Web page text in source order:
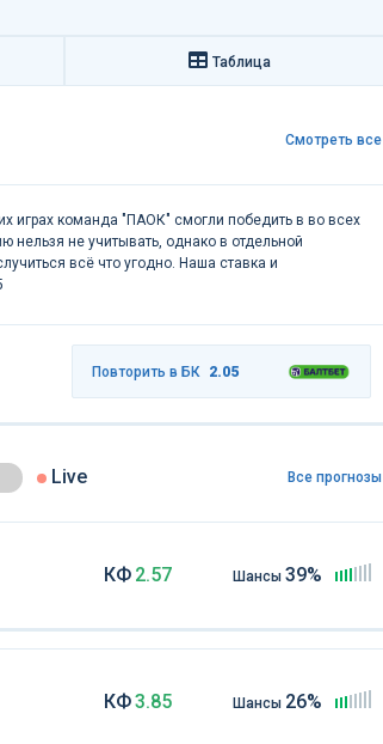
Таблица
Смотреть все
играх команда "ПАОК" смогли победить в во всех
нельзя не учитывать, однако в отдельной
всё что угодно. Наша ставка и
Повторить в БК 2.05
Live Все прогнозы
КФ 2.57 Шансы 39%
КФ3.85 Шансы 26%